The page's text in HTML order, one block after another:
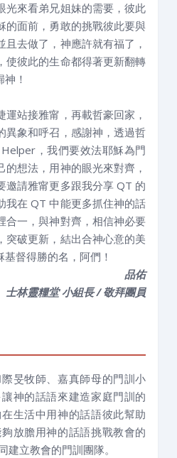
光來看弟兄姐妹的需要，彼此
的面前，勇敢的挑戰彼此要與
去做了，神應許就有福了，
使彼此的生命都得著更新翻轉
！
站接雅甯，再載哲豪回家，
異象和呼召，感謝神，透過哲
，我們要效法耶穌為門
想法，用神的眼光來對齊，
邀請雅甯更多跟我分享 QT 的
我在 QT 中能更多抓住神的話
合一，與神對齊，相信神必要
突破更新，結出合神心意的美
督得勝的名，阿們！
品佑
士林靈糧堂 小組長 / 敬拜團員
旻牧師、嘉真師母的門訓小
神的話語來建造家庭門訓的
生活中用神的話語彼此幫助
放膽用神的話語挑戰教會的
建立教會的門訓團隊。